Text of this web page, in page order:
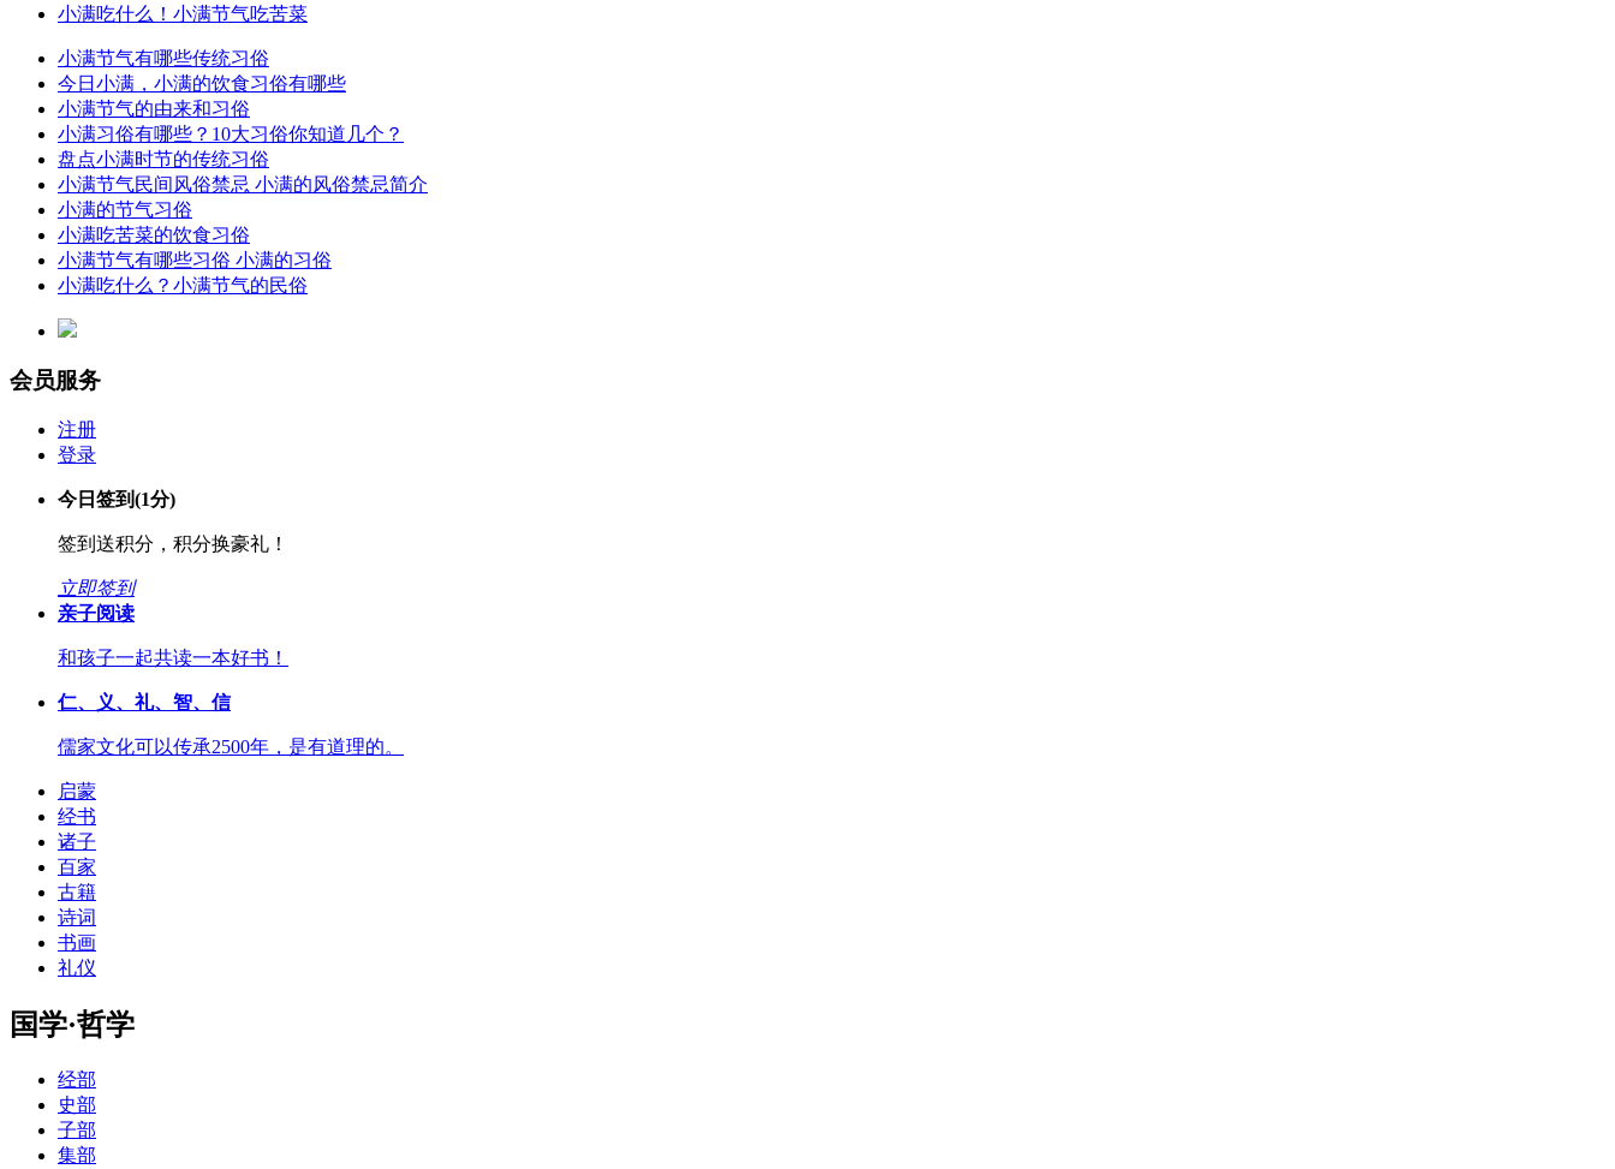
小满吃什么！小满节气吃苦菜
小满节气有哪些传统习俗
今日小满，小满的饮食习俗有哪些
小满节气的由来和习俗
小满习俗有哪些？10大习俗你知道几个？
盘点小满时节的传统习俗
小满节气民间风俗禁忌 小满的风俗禁忌简介
小满的节气习俗
小满吃苦菜的饮食习俗
小满节气有哪些习俗 小满的习俗
小满吃什么？小满节气的民俗
会员服务
注册
登录
今日签到(1分)
签到送积分，积分换豪礼！
立即签到
亲子阅读
和孩子一起共读一本好书！
仁、义、礼、智、信
儒家文化可以传承2500年，是有道理的。
启蒙
经书
诸子
百家
古籍
诗词
书画
礼仪
国学·哲学
经部
史部
子部
集部